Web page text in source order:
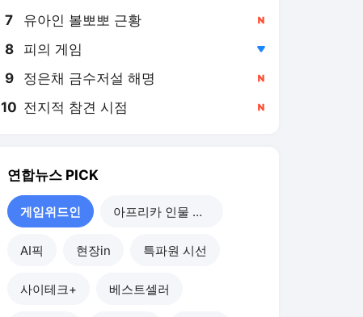
7 유아인 볼뽀뽀 근황
8 피의 게임
9 정은채 금수저설 해명
10 전지적 참견 시점
연합뉴스 PICK
게임위드인 아프리카 인물 열전
AI픽 현장in 특파원 시선
사이테크+ 베스트셀러